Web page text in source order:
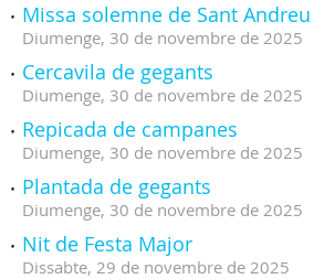
Missa solemne de Sant Andreu
Diumenge, 30 de novembre de 2025
Cercavila de gegants
Diumenge, 30 de novembre de 2025
Repicada de campanes
Diumenge, 30 de novembre de 2025
Plantada de gegants
Diumenge, 30 de novembre de 2025
Nit de Festa Major
Dissabte, 29 de novembre de 2025